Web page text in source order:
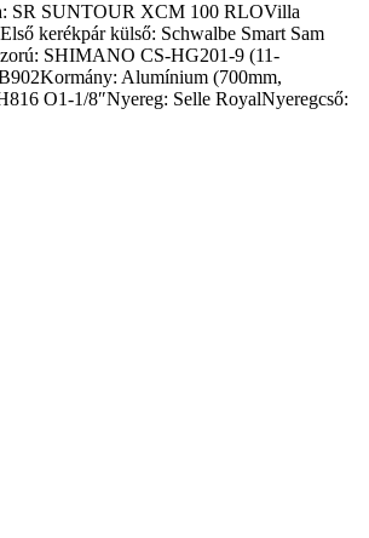
SR SUNTOUR XCM 100 RLOVilla
kerékpár külső: Schwalbe Smart Sam
SHIMANO CS-HG201-9 (11-
Alumínium (700mm,
O1-1/8″Nyereg: Selle RoyalNyeregcső: